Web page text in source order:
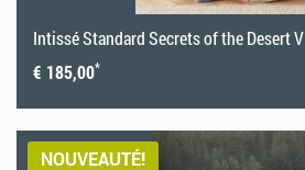
Intissé Standard Secrets of the Desert V
€ 185,00*
NOUVEAUTÉ!